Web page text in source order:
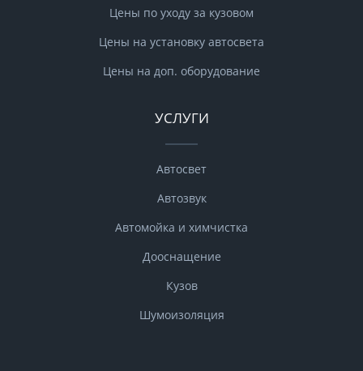
Цены по уходу за кузовом
Цены на установку автосвета
Цены на доп. оборудование
УСЛУГИ
Автосвет
Автозвук
Автомойка и химчистка
Дооснащение
Кузов
Шумоизоляция